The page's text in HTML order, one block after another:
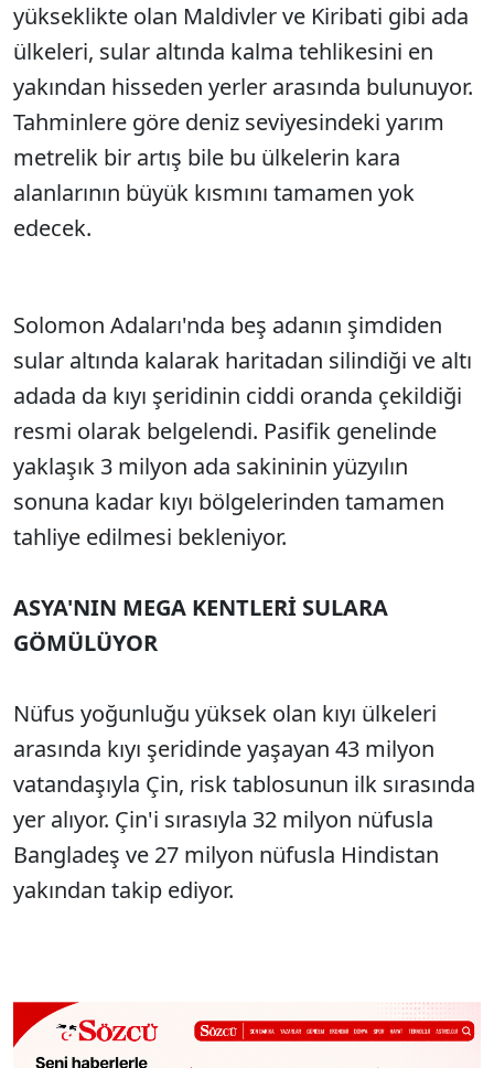
yükseklikte olan Maldivler ve Kiribati gibi ada
ülkeleri, sular altında kalma tehlikesini en
yakından hisseden yerler arasında bulunuyor.
Tahminlere göre deniz seviyesindeki yarım
metrelik bir artış bile bu ülkelerin kara
alanlarının büyük kısmını tamamen yok
edecek.
Solomon Adaları'nda beş adanın şimdiden
sular altında kalarak haritadan silindiği ve altı
adada da kıyı şeridinin ciddi oranda çekildiği
resmi olarak belgelendi. Pasifik genelinde
yaklaşık 3 milyon ada sakininin yüzyılın
sonuna kadar kıyı bölgelerinden tamamen
tahliye edilmesi bekleniyor.
ASYA'NIN MEGA KENTLERİ SULARA
GÖMÜLÜYOR
Nüfus yoğunluğu yüksek olan kıyı ülkeleri
arasında kıyı şeridinde yaşayan 43 milyon
vatandaşıyla Çin, risk tablosunun ilk sırasında
yer alıyor. Çin'i sırasıyla 32 milyon nüfusla
Bangladeş ve 27 milyon nüfusla Hindistan
yakından takip ediyor.